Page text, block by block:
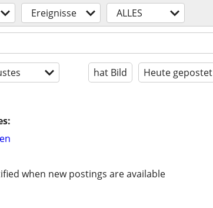
Ereignisse ALLES
hat Bild Heute gepostet
when new postings are available